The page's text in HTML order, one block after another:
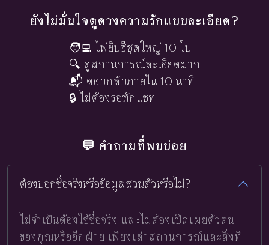
ยังไม่มั่นใจดูดวงความรักแบบละเอียด?
🧑‍💻 ไพ่ยิปซีชุดใหญ่ 10 ใบ
🔍 ดูสถานการณ์ละเอียดมาก
📬 ตอบกลับภายใน 10 นาที
🔒 ไม่ต้องรอทักแชท
💬 คำถามที่พบบ่อย
ต้องบอกชื่อจริงหรือข้อมูลส่วนตัวหรือไม่?
ไม่จำเป็นต้องใช้ชื่อจริง และไม่ต้องเปิดเผยตัวตน
ของคุณหรืออีกฝ่าย เพียงเล่าสถานการณ์และสิ่งที่